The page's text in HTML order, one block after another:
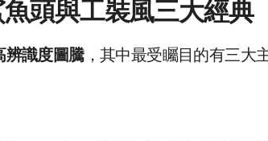
頭與工裝風三大經典
辨識度圖騰，其中最受矚目的有三大